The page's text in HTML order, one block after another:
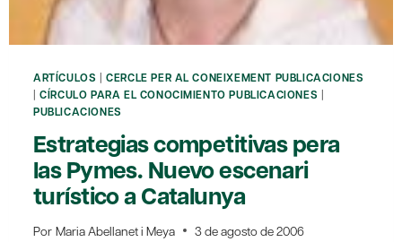
ARTÍCULOS |CERCLE PER AL CONEIXEMENT PUBLICACIONES
|CÍRCULO PARA EL CONOCIMIENTO PUBLICACIONES |
PUBLICACIONES
Estrategias competitivas pera
las Pymes. Nuevo escenari
turístico a Catalunya
Por Maria Abellanet i Meya 3 de agosto de 2006